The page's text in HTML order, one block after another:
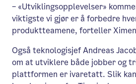
– «Utviklingsopplevelser»
viktigste vi gjør er å forbedre
produktteamene, forteller
Også teknologisjef Andreas
om at utviklere både jobber og
plattformen er ivaretatt. Slik